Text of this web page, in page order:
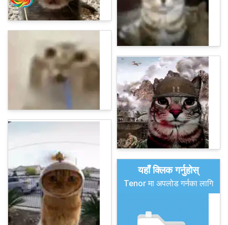
यहाँ क्लिक गर्नुहोस्
Tenor मा अपलोड गर्नका लागि